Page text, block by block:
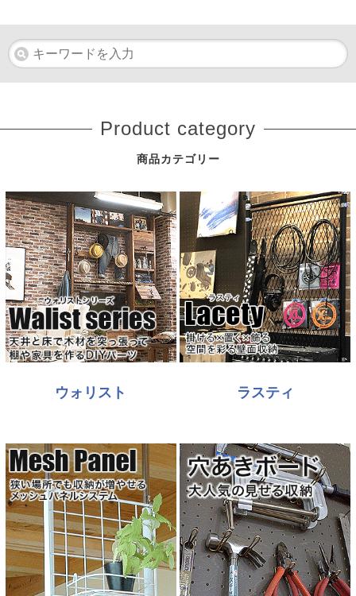
Product category
商品カテゴリー
ウォリスト ラスティ